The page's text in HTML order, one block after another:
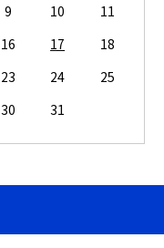
9 10
11
16 17
18
23 24
25
30 31